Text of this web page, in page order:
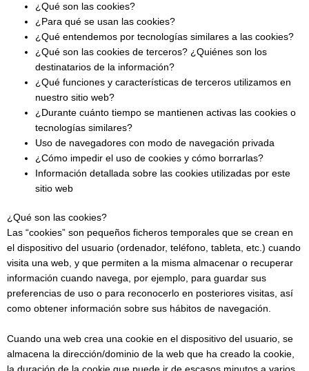
¿Qué son las cookies?
¿Para qué se usan las cookies?
¿Qué entendemos por tecnologías similares a las cookies?
¿Qué son las cookies de terceros? ¿Quiénes son los
destinatarios de la información?
¿Qué funciones y características de terceros utilizamos en
nuestro sitio web?
¿Durante cuánto tiempo se mantienen activas las cookies o
tecnologías similares?
Uso de navegadores con modo de navegación privada
¿Cómo impedir el uso de cookies y cómo borrarlas?
Información detallada sobre las cookies utilizadas por este
sitio web
¿Qué son las cookies?
Las “cookies” son pequeños ficheros temporales que se crean en
el dispositivo del usuario (ordenador, teléfono, tableta, etc.) cuando
visita una web, y que permiten a la misma almacenar o recuperar
información cuando navega, por ejemplo, para guardar sus
preferencias de uso o para reconocerlo en posteriores visitas, así
como obtener información sobre sus hábitos de navegación.
Cuando una web crea una cookie en el dispositivo del usuario, se
almacena la dirección/dominio de la web que ha creado la cookie,